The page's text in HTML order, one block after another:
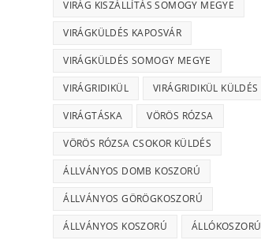
VIRÁG KISZÁLLÍTÁS SOMOGY MEGYE
VIRÁGKÜLDÉS KAPOSVÁR
VIRÁGKÜLDÉS SOMOGY MEGYE
VIRÁGRIDIKÜL VIRÁGRIDIKÜL KÜLDÉS
VIRÁGTÁSKA VÖRÖS RÓZSA
VÖRÖS RÓZSA CSOKOR KÜLDÉS
ÁLLVÁNYOS DOMB KOSZORÚ
ÁLLVÁNYOS GÖRÖGKOSZORÚ
ÁLLVÁNYOS KOSZORÚ ÁLLÓKOSZORÚ